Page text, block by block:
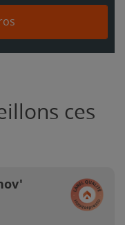
ces